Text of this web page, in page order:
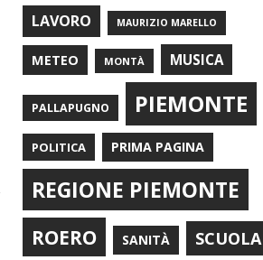
LAVORO MAURIZIO MARELLO
METEO MONTÀ MUSICA
PALLAPUGNO PIEMONTE
POLITICA PRIMA PAGINA
REGIONE PIEMONTE
ROERO SANITÀ SCUOLA